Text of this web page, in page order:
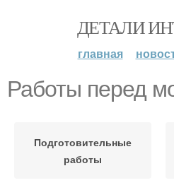
ДЕТАЛИ
главная
Работы перед
Подготовительные
работы